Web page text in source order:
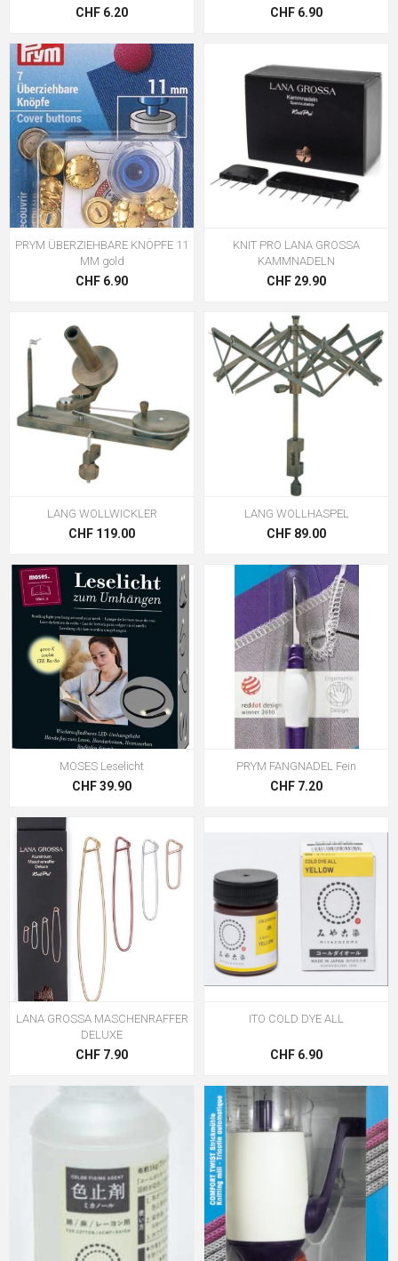
CHF 6.20 CHF 6.90
PRYM ÜBERZIEHBARE KNÖPFE 11
MM gold
CHF 6.90
KNIT PRO LANA GROSSA
KAMMNADELN
CHF 29.90
LANG WOLLWICKLER
CHF 119.00
LANG WOLLHASPEL
CHF 89.00
MOSES Leselicht
CHF 39.90
PRYM FANGNADEL Fein
CHF 7.20
LANA GROSSA MASCHENRAFFER
DELUXE
CHF 7.90
ITO COLD DYE ALL
CHF 6.90